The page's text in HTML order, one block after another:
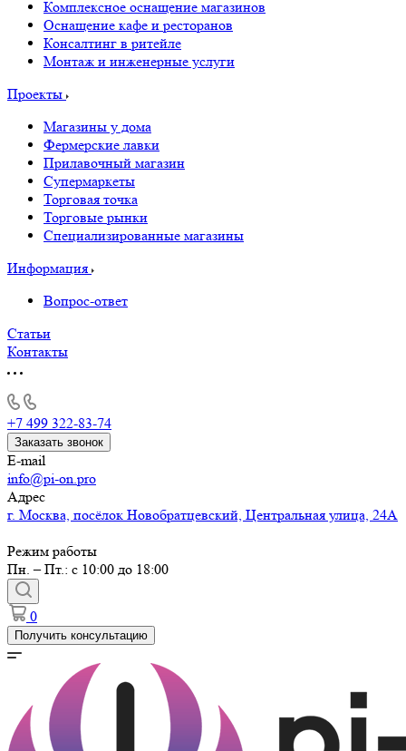
Комплексное оснащение магазинов
Оснащение кафе и ресторанов
Консалтинг в ритейле
Монтаж и инженерные услуги
Проекты
Магазины у дома
Фермерские лавки
Прилавочный магазин
Супермаркеты
Торговая точка
Торговые рынки
Специализированные магазины
Информация
Вопрос-ответ
Статьи
Контакты
+7 499 322-83-74
Заказать звонок
E-mail
info@pi-on.pro
Адрес
г. Москва, посёлок Новобратцевский, Центральная улица, 24А
Режим работы
Пн. – Пт.: с 10:00 до 18:00
0
Получить консультацию